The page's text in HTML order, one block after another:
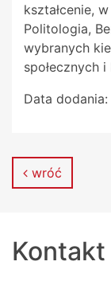
kształcenie,
Politologia,
wybranych
społecznych
Data dodania:
wróć
Kontakt